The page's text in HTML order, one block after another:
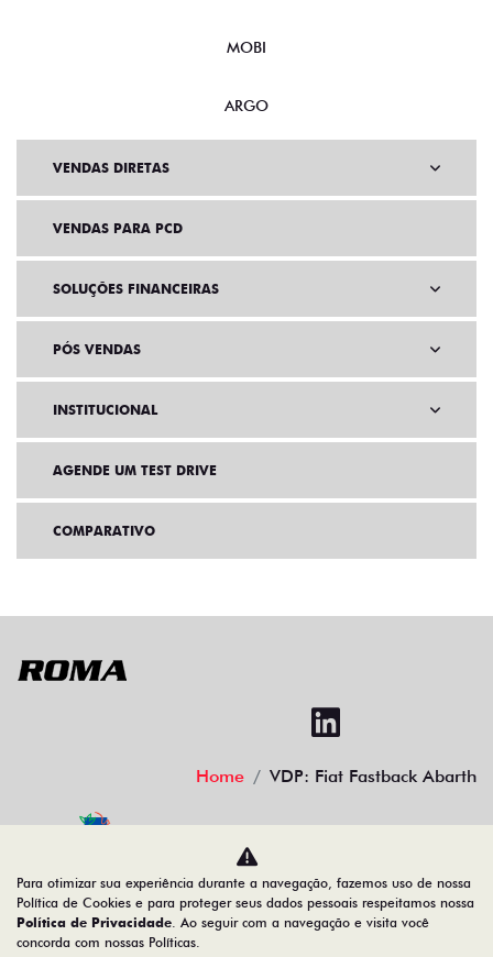
MOBI
ARGO
VENDAS DIRETAS
VENDAS PARA PCD
SOLUÇÕES FINANCEIRAS
PÓS VENDAS
INSTITUCIONAL
AGENDE UM TEST DRIVE
COMPARATIVO
Home VDP: Fiat Fastback Abarth
16.620.114/0001-74
Para otimizar sua experiência durante a navegação, fazemos uso de nossa
Política de Cookies e para proteger seus dados pessoais respeitamos nossa
Política de Privacidade. Ao seguir com a navegação e visita você
concorda com nossas Políticas.